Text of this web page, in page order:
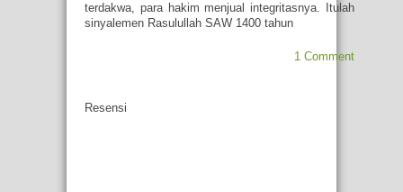
terdakwa, para hakim menjual integritasnya. Itulah
sinyalemen Rasulullah SAW 1400 tahun
1 Comment
Resensi